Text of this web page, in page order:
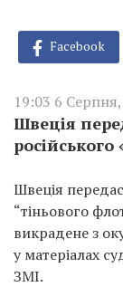
Facebook
19:03 6
Швеція
російського
Швеція
“тіньового
викрадене з
у матеріалах
ЗМІ.